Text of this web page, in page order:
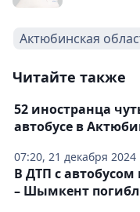
Актюбинская
Читайте также
07:20, 21 декабря 2024
52 иностранца
автобусе в
В ДТП с автобусом
– Шымкент